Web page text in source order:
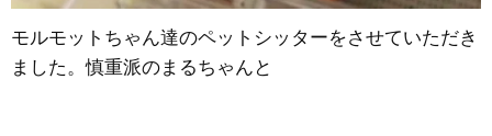
モルモットちゃん達のペットシッターをさせていただき
ました。慎重派のまるちゃんと